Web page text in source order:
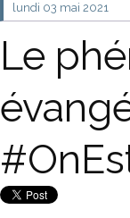
lundi 03 mai 2021
Le